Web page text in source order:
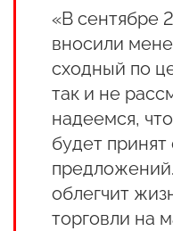
«В сентябре
вносили
сходный по
так и не
надеемся,
будет
облегчит
торговли на